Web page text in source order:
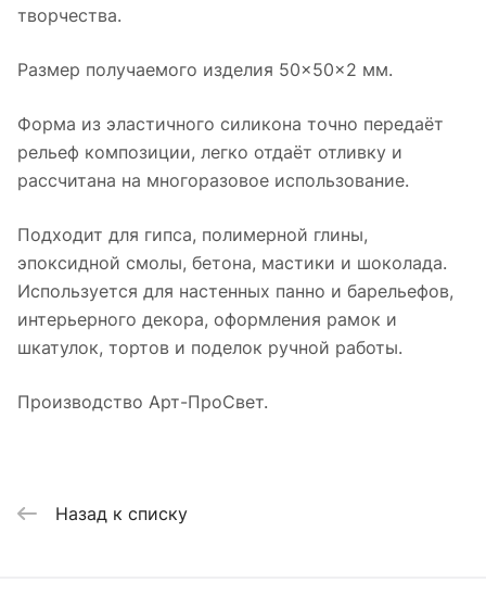
творчества.
Размер получаемого изделия 50×50×2 мм.
Форма из эластичного силикона точно передаёт
рельеф композиции, легко отдаёт отливку и
рассчитана на многоразовое использование.
Подходит для гипса, полимерной глины,
эпоксидной смолы, бетона, мастики и шоколада.
Используется для настенных панно и барельефов,
интерьерного декора, оформления рамок и
шкатулок, тортов и поделок ручной работы.
Производство Арт-ПроСвет.
Назад к списку